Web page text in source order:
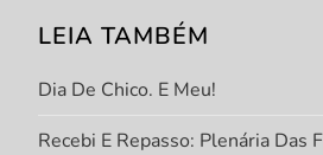
LEIA TAMBÉM
Dia De Chico. E Meu!
Recebi E Repasso: Plenária Das